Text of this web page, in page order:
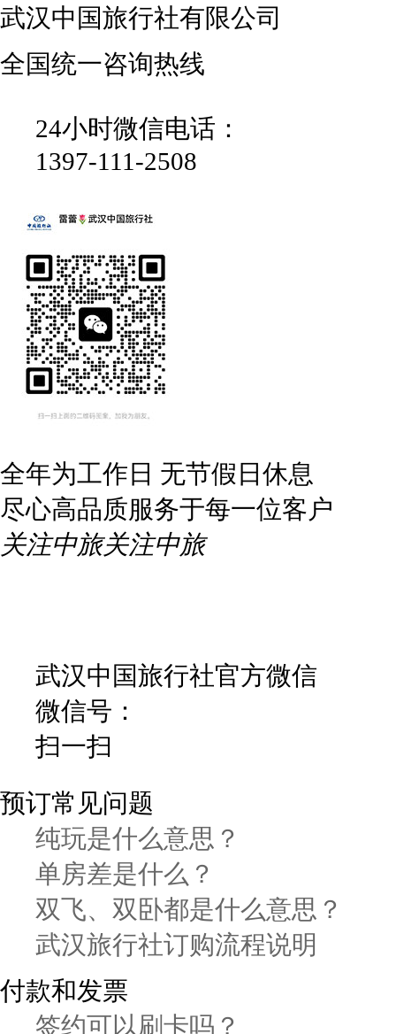
武汉中国旅行社有限公司
全国统一咨询热线
24小时微信电话：
1397-111-2508
全年为工作日 无节假日休息
尽心高品质服务于每一位客户
关注中旅关注中旅
武汉中国旅行社官方微信
微信号：
扫一扫
预订常见问题
纯玩是什么意思？
单房差是什么？
双飞、双卧都是什么意思？
武汉旅行社订购流程说明
付款和发票
签约可以刷卡吗？